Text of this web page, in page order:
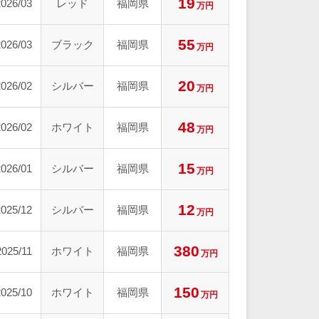
03 レッド 福岡県 万円
03 ブラック 福岡県 55 万円
02 シルバー 福岡県 20 万円
02 ホワイト 福岡県 48 万円
01 シルバー 福岡県 15 万円
12 シルバー 福岡県 12 万円
11 ホワイト 福岡県 380 万円
10 ホワイト 福岡県 150 万円